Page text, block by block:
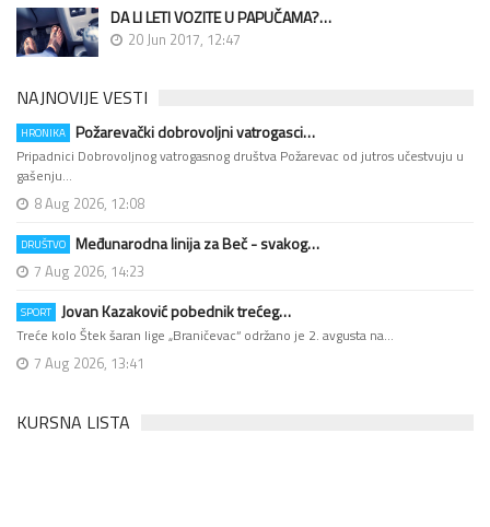
DA LI LETI VOZITE U PAPUČAMA?…
20 Jun 2017, 12:47
NAJNOVIJE VESTI
HRONIKA Požarevački dobrovoljni vatrogasci…
Pripadnici Dobrovoljnog vatrogasnog društva Požarevac od jutros učestvuju u
gašenju…
8 Aug 2026, 12:08
DRUŠTVO Međunarodna linija za Beč - svakog…
7 Aug 2026, 14:23
SPORT Jovan Kazaković pobednik trećeg…
Treće kolo Štek šaran lige „Braničevac“ održano je 2. avgusta na…
7 Aug 2026, 13:41
KURSNA LISTA